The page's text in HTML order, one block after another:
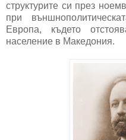
структурите си през
при
Европа, където
население в Македония.